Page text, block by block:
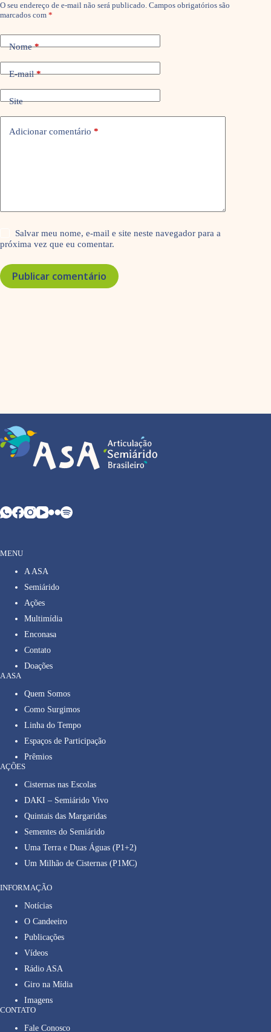
O seu endereço de e-mail não será publicado. Campos obrigatórios são
marcados com *
Nome*
E-mail*
Site
Adicionar comentário *
Salvar meu nome, e-mail e site neste navegador para a
próxima vez que eu comentar.
Publicar comentário
MENU
A ASA
Semiárido
Ações
Multimídia
Enconasa
Contato
Doações
A ASA
Quem Somos
Como Surgimos
Linha do Tempo
Espaços de Participação
Prêmios
AÇÕES
Cisternas nas Escolas
DAKI – Semiárido Vivo
Quintais das Margaridas
Sementes do Semiárido
Uma Terra e Duas Águas (P1+2)
Um Milhão de Cisternas (P1MC)
INFORMAÇÃO
Notícias
O Candeeiro
Publicações
Vídeos
Rádio ASA
Giro na Mídia
Imagens
CONTATO
Fale Conosco